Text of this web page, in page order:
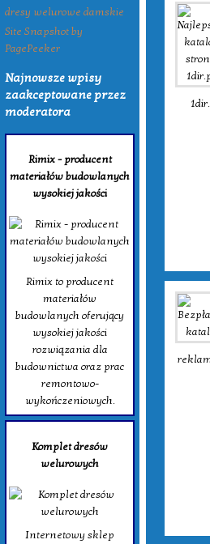
dresy welurowe damskie
Site Snapshot by
PagePeeker
Najnowsze wpisy
zaakceptowane przez
moderatora
Rimix - producent
materiałów budowlanych
wysokiej jakości
Rimix to producent
materiałów
budowlanych oferujący
wysokiej jakości
rozwiązania dla
budownictwa oraz prac
remontowo-
wykończeniowych.
Komplet dresów
welurowych
Internetowy sklep